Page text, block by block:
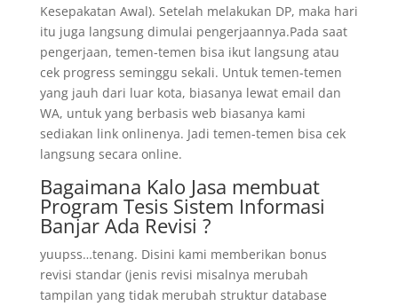
Kesepakatan Awal). Setelah melakukan DP, maka hari
itu juga langsung dimulai pengerjaannya.Pada saat
pengerjaan, temen-temen bisa ikut langsung atau
cek progress seminggu sekali. Untuk temen-temen
yang jauh dari luar kota, biasanya lewat email dan
WA, untuk yang berbasis web biasanya kami
sediakan link onlinenya. Jadi temen-temen bisa cek
langsung secara online.
Bagaimana Kalo Jasa membuat
Program Tesis Sistem Informasi
Banjar Ada Revisi ?
yuupss…tenang. Disini kami memberikan bonus
revisi standar (jenis revisi misalnya merubah
tampilan yang tidak merubah struktur database